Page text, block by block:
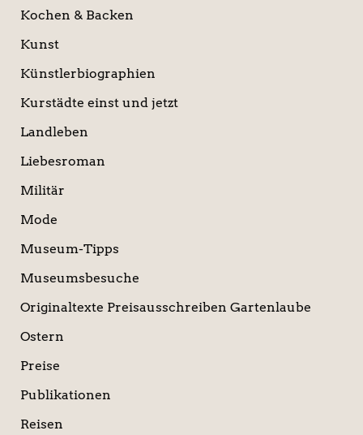
Kochen & Backen
Kunst
Künstlerbiographien
Kurstädte einst und jetzt
Landleben
Liebesroman
Militär
Mode
Museum-Tipps
Museumsbesuche
Originaltexte Preisausschreiben Gartenlaube
Ostern
Preise
Publikationen
Reisen